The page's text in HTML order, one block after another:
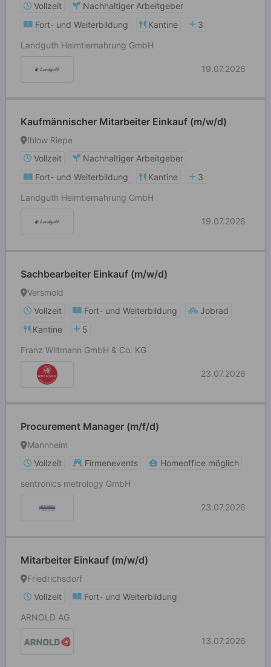
Vollzeit
Nachhaltiger Arbeitgeber
Fort- und Weiterbildung
Kantine
3
Landguth Heimtiernahrung GmbH
19.07.2026
Kaufmännischer Mitarbeiter Einkauf (m/w/d)
Ihlow Riepe
Vollzeit
Nachhaltiger Arbeitgeber
Fort- und Weiterbildung
Kantine
3
Landguth Heimtiernahrung GmbH
19.07.2026
Sachbearbeiter Einkauf (m/w/d)
Versmold
Vollzeit
Fort- und Weiterbildung
Jobrad
Kantine
5
Franz Wiltmann GmbH & Co. KG
23.07.2026
Procurement Manager (m/f/d)
Mannheim
Vollzeit
Firmenevents
Homeoffice möglich
sentronics metrology GmbH
23.07.2026
Mitarbeiter Einkauf (m/w/d)
Friedrichsdorf
Vollzeit
Fort- und Weiterbildung
ARNOLD AG
13.07.2026